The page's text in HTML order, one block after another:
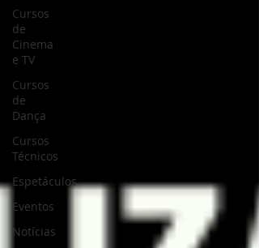
Cursos
de
Cinema
e TV
Cursos
de
Dança
Cursos
Técnicos
Espetáculos
Eventos
Notícias